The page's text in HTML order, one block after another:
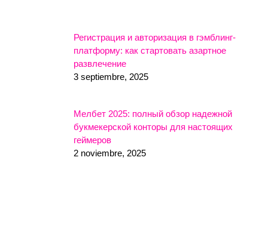
Регистрация и авторизация в гэмблинг-
платформу: как стартовать азартное
развлечение
3 septiembre, 2025
Мелбет 2025: полный обзор надежной
букмекерской конторы для настоящих
геймеров
2 noviembre, 2025